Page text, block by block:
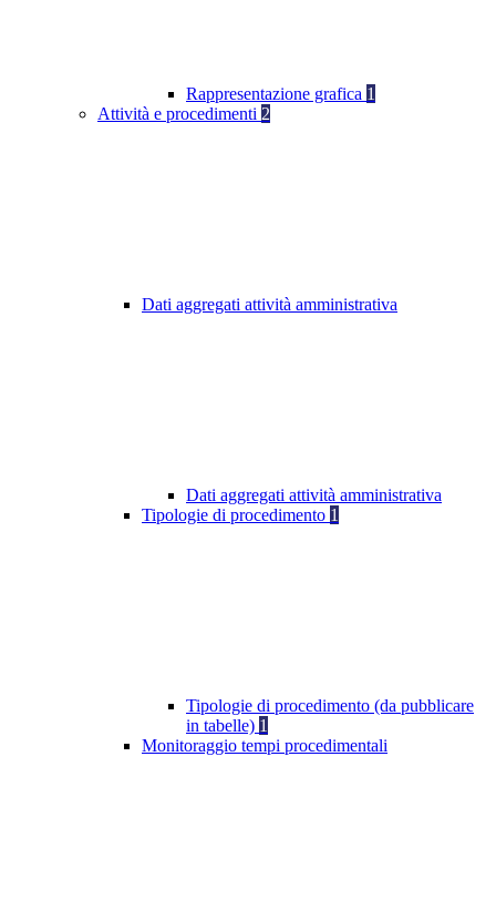
Rappresentazione grafica 1
Attività e procedimenti 2
Dati aggregati attività amministrativa
Dati aggregati attività amministrativa
Tipologie di procedimento 1
Tipologie di procedimento (da pubblicare
in tabelle) 1
Monitoraggio tempi procedimentali